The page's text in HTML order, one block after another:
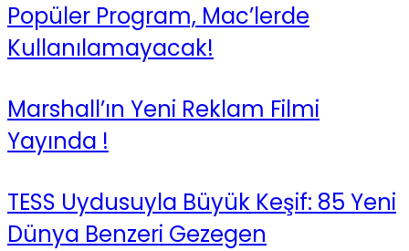
Popüler Program, Mac’lerde
Kullanılamayacak!
Marshall’ın Yeni Reklam Filmi
Yayında !
TESS Uydusuyla Büyük Keşif: 85 Yeni
Dünya Benzeri Gezegen